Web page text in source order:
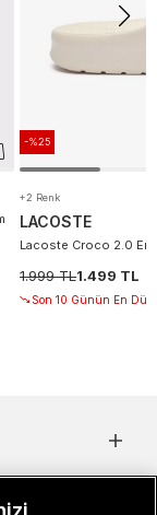
-%25
+2 Renk
LACOSTE
Lacoste Croco 2.0
1.999 TL1.499 TL
Son 10 Günün En